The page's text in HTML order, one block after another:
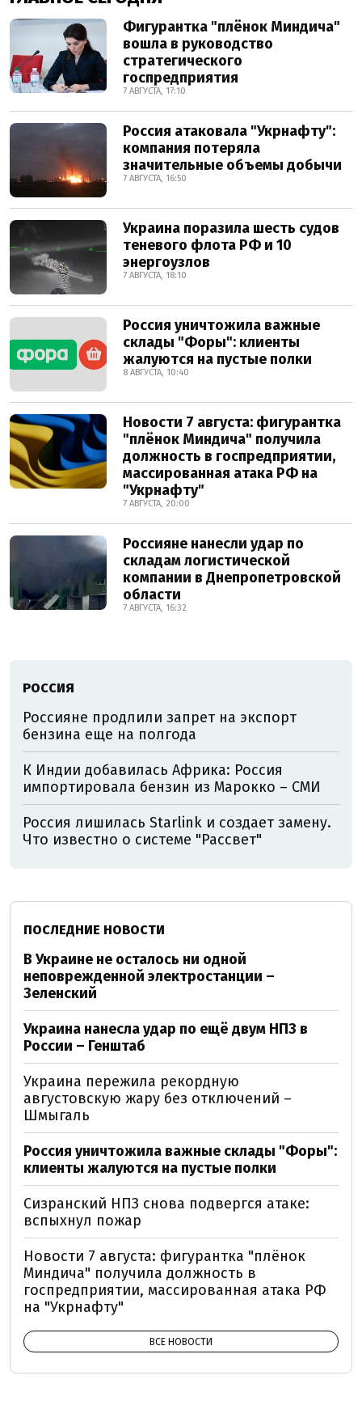
Фигурантка "плёнок Миндича"
вошла в руководство
стратегического
госпредприятия
7 АВГУСТА, 17:10
Россия атаковала "Укрнафту":
компания потеряла
значительные объемы добычи
7 АВГУСТА, 16:50
Украина поразила шесть судов
теневого флота РФ и 10
энергоузлов
7 АВГУСТА, 18:10
Россия уничтожила важные
склады "Форы": клиенты
жалуются на пустые полки
8 АВГУСТА, 10:40
Новости 7 августа: фигурантка
"плёнок Миндича" получила
должность в госпредприятии,
массированная атака РФ на
"Укрнафту"
7 АВГУСТА, 20:00
Россияне нанесли удар по
складам логистической
компании в Днепропетровской
области
7 АВГУСТА, 16:32
РОССИЯ
Россияне продлили запрет на экспорт
бензина еще на полгода
К Индии добавилась Африка: Россия
импортировала бензин из Марокко – СМИ
Россия лишилась Starlink и создает замену.
Что известно о системе "Рассвет"
ПОСЛЕДНИЕ НОВОСТИ
В Украине не осталось ни одной
неповрежденной электростанции –
Зеленский
Украина нанесла удар по ещё двум НПЗ в
России – Генштаб
Украина пережила рекордную
августовскую жару без отключений –
Шмыгаль
Россия уничтожила важные склады "Форы":
клиенты жалуются на пустые полки
Сизранский НПЗ снова подвергся атаке:
вспыхнул пожар
Новости 7 августа: фигурантка "плёнок
Миндича" получила должность в
госпредприятии, массированная атака РФ
на "Укрнафту"
ВСЕ НОВОСТИ